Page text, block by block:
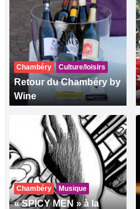
Chambéry Culture/loisirs
Retour du Chambéry by
Wine
Chambéry Musique
« SPICY MEN » à la